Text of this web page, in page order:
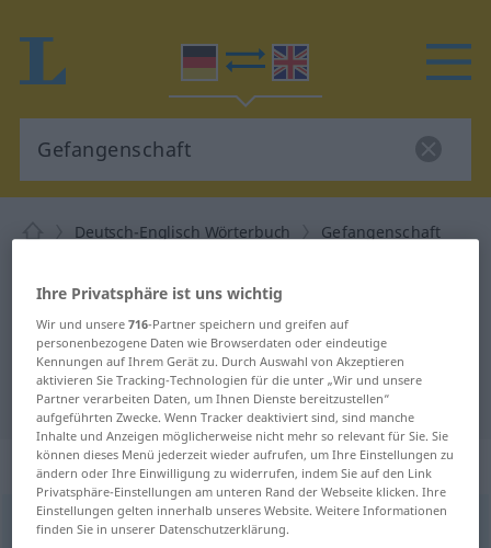
Deutsch-Englisch Wörterbuch Gefangenschaft
"Gefangenschaft"
"Gefangenschaft" Englisch
Übersetzung
„Gefangenschaft“: Femininum
Gefangenschaftf <Gefangenschaft
Ihre Privatsphäre ist uns wichtig
Wir und unsere716-Partner speichern und greifen auf
personenbezogene Daten wie Browserdaten oder eindeutige
Kennungen auf Ihrem Gerät zu. Durch Auswahl von Akzeptieren
aktivieren Sie Tracking-Technologien für die unter „Wir und unsere
Partner verarbeiten Daten, um Ihnen Dienste bereitzustellen“
aufgeführten Zwecke. Wenn Tracker deaktiviert sind, sind manche
Inhalte und Anzeigen möglicherweise nicht mehr so relevant für Sie. Sie
können dieses Menü jederzeit wieder aufrufen, um Ihre Einstellungen zu
ändern oder Ihre Einwilligung zu widerrufen, indem Sie auf den Link
Privatsphäre-Einstellungen am unteren Rand der Webseite klicken. Ihre
Einstellungen gelten innerhalb unseres Website. Weitere Informationen
finden Sie in unserer Datenschutzerklärung.